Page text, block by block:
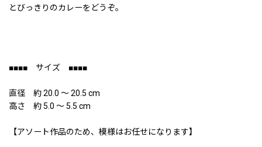
とびっきりのカレーをどうぞ。
■■■■ サイズ ■■■■
直径 約 20.0 〜 20.5 cm
高さ 約 5.0 〜 5.5 cm
【アソート作品のため、模様はお任せになります】